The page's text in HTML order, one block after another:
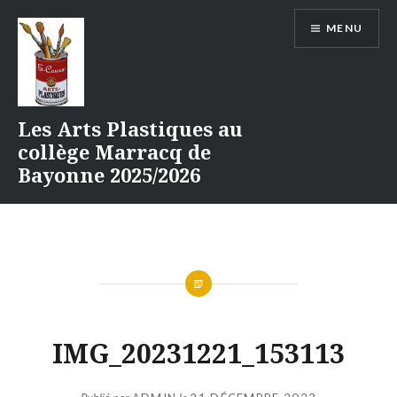
contenu
Les Arts Plastiques au
collège Marracq de
Bayonne 2025/2026
MENU
IMG_20231221_153113